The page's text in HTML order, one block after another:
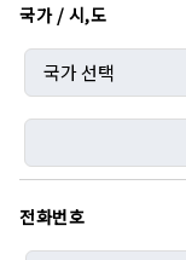
국가 / 시,도
전화번호